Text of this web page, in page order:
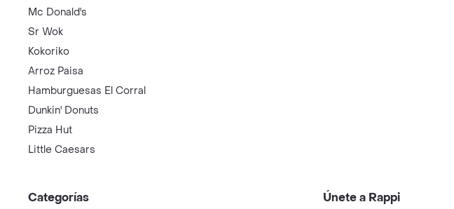
Mc Donald's
Sr Wok
Kokoriko
Arroz Paisa
Hamburguesas El Corral
Dunkin' Donuts
Pizza Hut
Little Caesars
Categorías Únete a Rappi